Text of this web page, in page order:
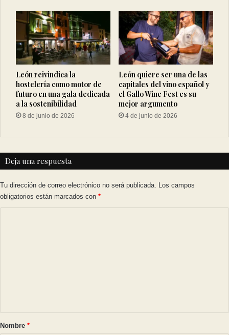
León reivindica la
hostelería como motor de
futuro en una gala dedicada
a la sostenibilidad
8 de junio de 2026
León quiere ser una de las
capitales del vino español y
el Gallo Wine Fest es su
mejor argumento
4 de junio de 2026
Deja una respuesta
Tu dirección de correo electrónico no será publicada. Los campos
obligatorios están marcados con *
r
Nombre *